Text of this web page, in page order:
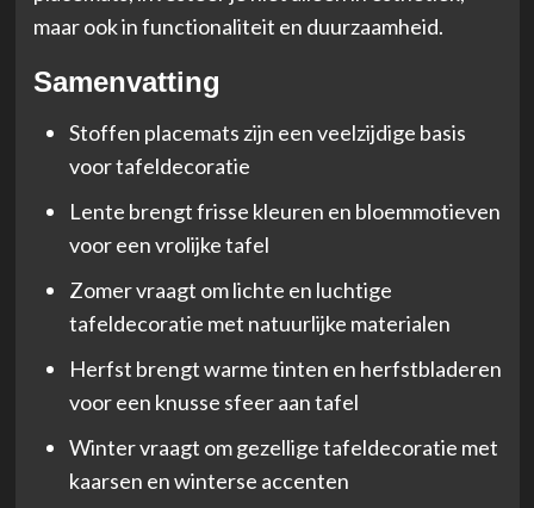
maar ook in functionaliteit en duurzaamheid.
Samenvatting
Stoffen placemats zijn een veelzijdige basis
voor tafeldecoratie
Lente brengt frisse kleuren en bloemmotieven
voor een vrolijke tafel
Zomer vraagt om lichte en luchtige
tafeldecoratie met natuurlijke materialen
Herfst brengt warme tinten en herfstbladeren
voor een knusse sfeer aan tafel
Winter vraagt om gezellige tafeldecoratie met
kaarsen en winterse accenten